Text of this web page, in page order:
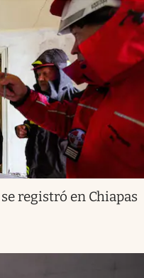
registró en Chiapas